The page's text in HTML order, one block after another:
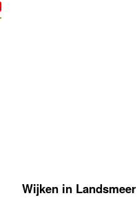
Wijken in Landsmeer